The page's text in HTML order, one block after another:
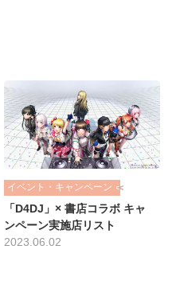
イベント・キャンペーン
「D4DJ」× 書店コラボ キャ
ンペーン実施店リスト
2023.06.02